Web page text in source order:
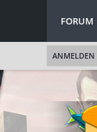
FORUM
ANMELDEN